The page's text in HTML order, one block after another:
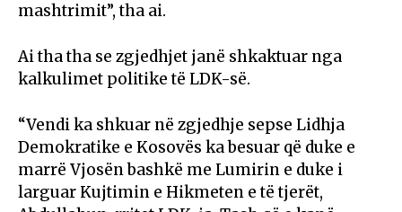
mashtrimit”, tha ai.
Ai tha tha se zgjedhjet janë shkaktuar nga
kalkulimet politike të LDK-së.
“Vendi ka shkuar në zgjedhje sepse Lidhja
Demokratike e Kosovës ka besuar që duke e
marrë Vjosën bashkë me Lumirin e duke i
larguar Kujtimin e Hikmeten e të tjerët,